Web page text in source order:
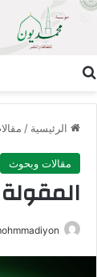
الرئيسية /
مقالات وبحوث